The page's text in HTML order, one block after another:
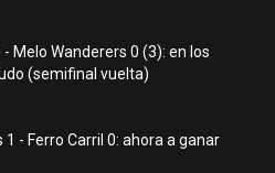
- Melo Wanderers 0 (3): en los
(semifinal vuelta)
1 - Ferro Carril 0: ahora a ganar